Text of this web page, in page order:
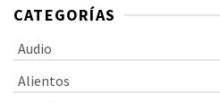
CATEGORÍAS
Audio
Alientos